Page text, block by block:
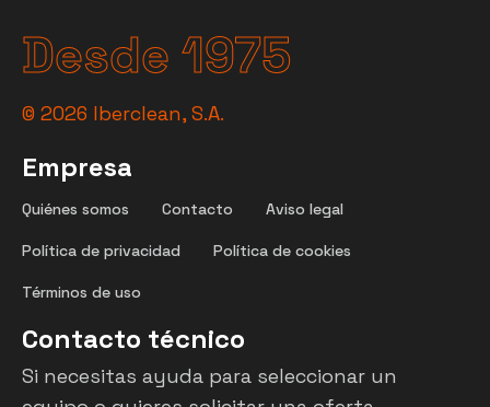
Desde 1975
© 2026 Iberclean, S.A.
Empresa
Quiénes somos Contacto Aviso legal
Política de privacidad Política de cookies
Términos de uso
Contacto técnico
Si necesitas ayuda para seleccionar un